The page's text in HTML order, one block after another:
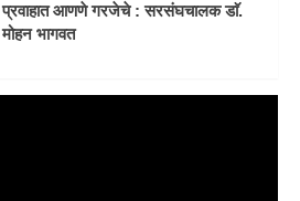
प्रवाहात आणणे गरजेचे : सरसंघचालक डाॅ.
मोहन भागवत